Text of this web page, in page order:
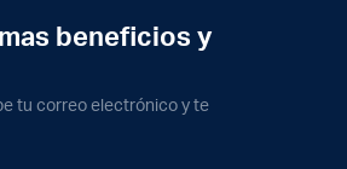
beneficios y
tu correo electrónico y te